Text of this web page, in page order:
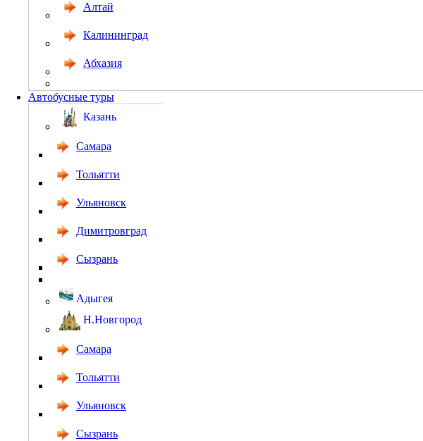
Алтай
Калининград
Абхазия
Автобусные туры
Казань
Самара
Тольятти
Ульяновск
Димитровград
Сызрань
Адыгея
Н.Новгород
Самара
Тольятти
Ульяновск
Сызрань